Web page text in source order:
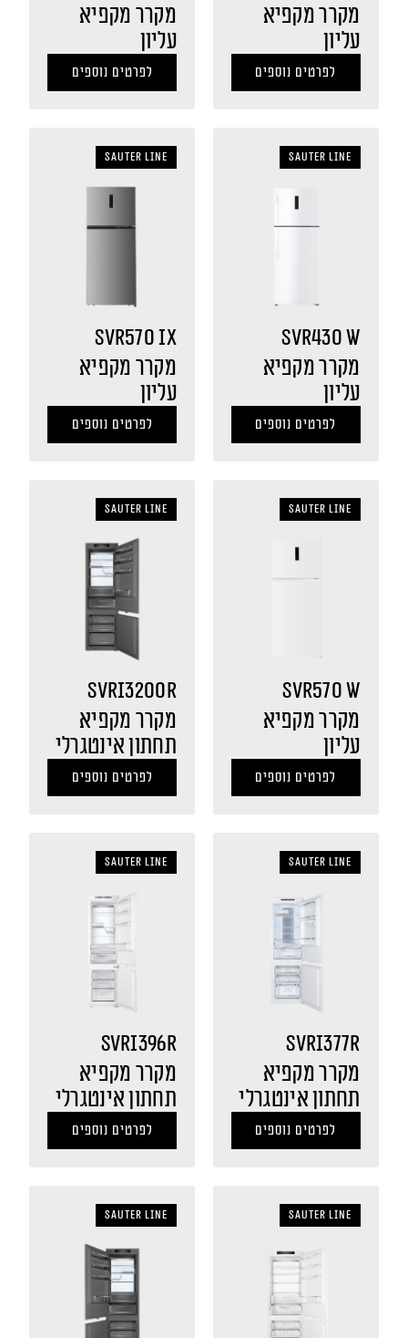
מקרר מקפיא
עליון
לפרטים נוספים
מקרר מקפיא
עליון
לפרטים נוספים
sauter LINE
SVR430 W
מקרר מקפיא
עליון
לפרטים נוספים
sauter LINE
SVR570 IX
מקרר מקפיא
עליון
לפרטים נוספים
sauter LINE
SVR570 W
מקרר מקפיא
עליון
לפרטים נוספים
sauter LINE
SVRI3200R
מקרר מקפיא
תחתון אינטגרלי
לפרטים נוספים
sauter LINE
SVRI377R
מקרר מקפיא
תחתון אינטגרלי
לפרטים נוספים
sauter LINE
SVRI396R
מקרר מקפיא
תחתון אינטגרלי
לפרטים נוספים
sauter LINE
sauter LINE